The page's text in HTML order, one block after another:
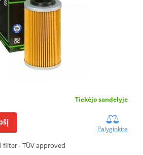
Tiekėjo sandelyje
Palyginkite
filter - TÜV approved